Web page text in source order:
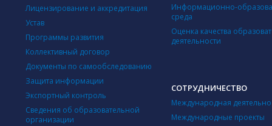
Лицензирование и аккредитация
Устав
Программы развития
Коллективный договор
Документы по самообследованию
Защита информации
Экспортный контроль
Сведения об образовательной
организации
Информационно-
среда
Оценка качества
деятельности
СОТРУДНИЧЕСТВО
Международная
Международные проекты